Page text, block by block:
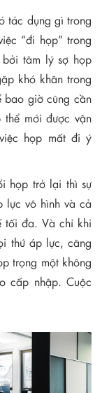
tác dụng gì trong
“đi họp” trong
tâm lý sợ họp
khó khăn trong
bao giờ cũng cần
mới được vận
họp mất đi ý
họp trở lại thì sự
lực vô hình và cả
tối đa. Và chỉ khi
thứ áp lực, căng
trọng một không
cấp nhập. Cuộc